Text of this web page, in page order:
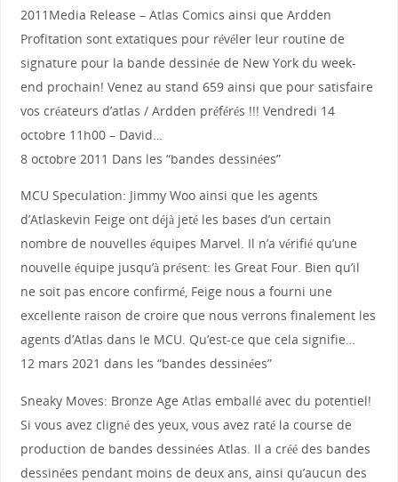
2011Media Release – Atlas Comics ainsi que Ardden
Profitation sont extatiques pour révéler leur routine de
signature pour la bande dessinée de New York du week-
end prochain! Venez au stand 659 ainsi que pour satisfaire
vos créateurs d’atlas / Ardden préférés !!! Vendredi 14
octobre 11h00 – David…
8 octobre 2011 Dans les “bandes dessinées”
MCU Speculation: Jimmy Woo ainsi que les agents
d’Atlaskevin Feige ont déjà jeté les bases d’un certain
nombre de nouvelles équipes Marvel. Il n’a vérifié qu’une
nouvelle équipe jusqu’à présent: les Great Four. Bien qu’il
ne soit pas encore confirmé, Feige nous a fourni une
excellente raison de croire que nous verrons finalement les
agents d’Atlas dans le MCU. Qu’est-ce que cela signifie…
12 mars 2021 dans les “bandes dessinées”
Sneaky Moves: Bronze Age Atlas emballé avec du potentiel!
Si vous avez cligné des yeux, vous avez raté la course de
production de bandes dessinées Atlas. Il a créé des bandes
dessinées pendant moins de deux ans, ainsi qu’aucun des